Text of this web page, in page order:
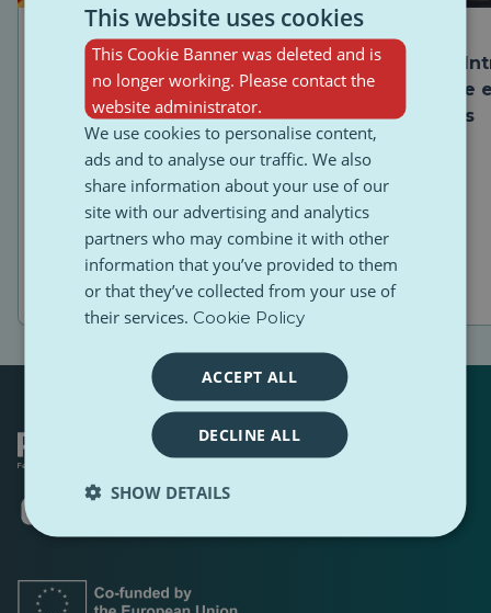
Module obligatoire :
Introduction à PulseZ et à
notre stratégie éditoriale
Module 1 :
journalisme
des médias
S'ouvre
dans
onglet
S'ouvre
onglet
S'ouvre
onglet
S'ouvre
onglet
S'ouvre
onglet
S'ouvre
This website uses cookies
This Cookie Banner was deleted and is
no longer working. Please contact the
website administrator.
We use cookies to personalise content,
ads and to analyse our traffic. We also
share information about your use of our
site with our advertising and analytics
partners who may combine it with other
information that you’ve provided to them
or that they’ve collected from your use of
their services. Cookie Policy
ACCEPT ALL
DECLINE ALL
SHOW DETAILS